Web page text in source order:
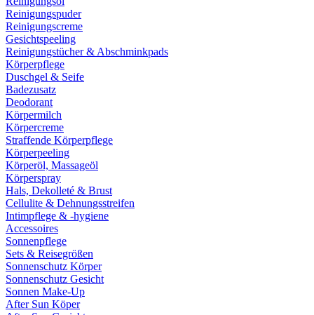
Reinigungspuder
Reinigungscreme
Gesichtspeeling
Reinigungstücher & Abschminkpads
Körperpflege
Duschgel & Seife
Badezusatz
Deodorant
Körpermilch
Körpercreme
Straffende Körperpflege
Körperpeeling
Körperöl, Massageöl
Körperspray
Hals, Dekolleté & Brust
Cellulite & Dehnungsstreifen
Intimpflege & -hygiene
Accessoires
Sonnenpflege
Sets & Reisegrößen
Sonnenschutz Körper
Sonnenschutz Gesicht
Sonnen Make-Up
After Sun Köper